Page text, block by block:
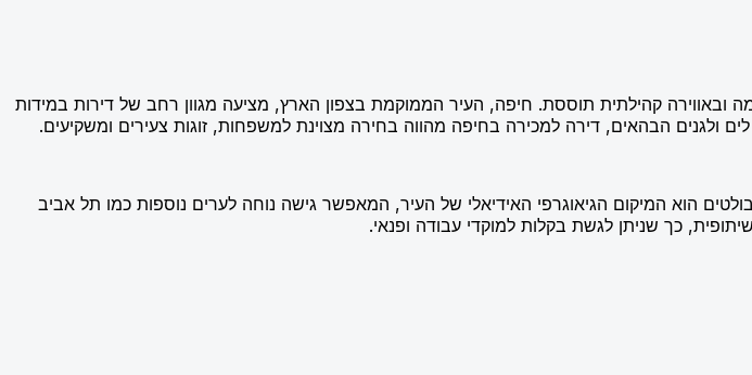
ובאווירה קהילתית תוססת. חיפה, העיר הממוקמת בצפון הארץ, מציעה מגוון רחב של דירות במידות
הבהאים, דירה למכירה בחיפה מהווה בחירה מצוינת למשפחות, זוגות צעירים ומשקיעים.
הוא המיקום הגיאוגרפי האידיאלי של העיר, המאפשר גישה נוחה לערים נוספות כמו תל אביב
כך שניתן לגשת בקלות למוקדי עבודה ופנאי.